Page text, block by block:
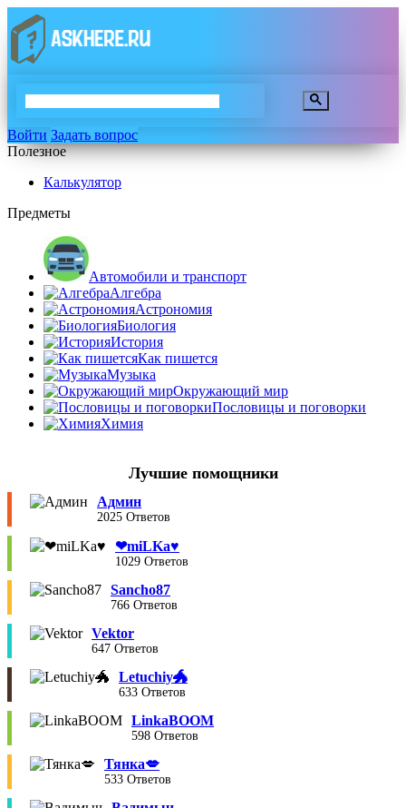
Войти Задать вопрос
Полезное
Калькулятор
Предметы
Автомобили и транспорт
Алгебра
Астрономия
Биология
История
Как пишется
Музыка
Окружающий мир
Пословицы и поговорки
Химия
Лучшие помощники
Админ
2025 Ответов
❤︎miLKa♥︎
1029 Ответов
Sancho87
766 Ответов
Vektor
647 Ответов
Letuchiy🐲
633 Ответов
LinkaBOOM
598 Ответов
Тянка💋
533 Ответов